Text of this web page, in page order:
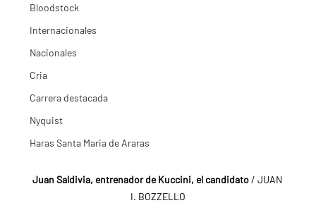
Bloodstock
Internacionales
Nacionales
Cria
Carrera destacada
Nyquist
Haras Santa Maria de Araras
Juan Saldivia, entrenador de Kuccini, el candidato / JUAN
I. BOZZELLO